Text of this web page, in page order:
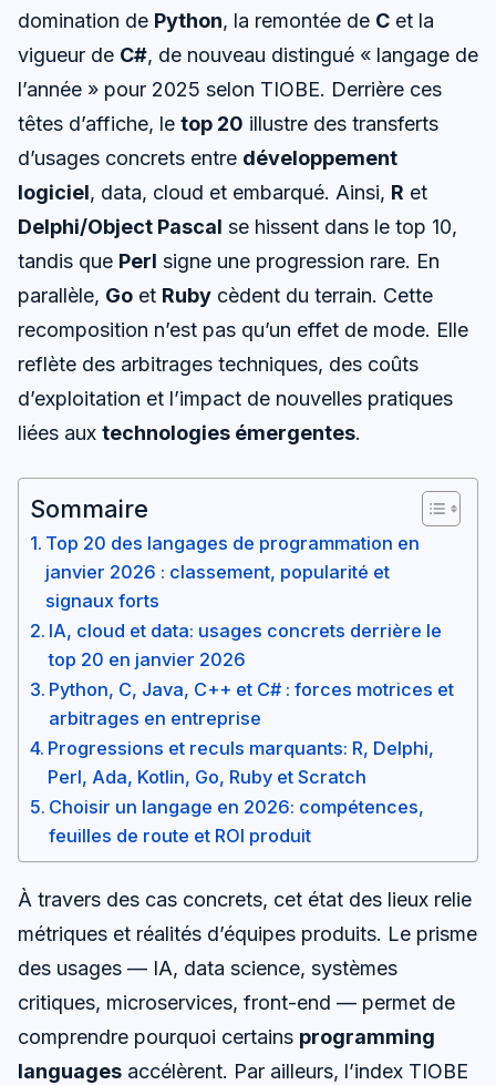
domination de Python, la remontée de C et la
vigueur de C#, de nouveau distingué « langage de
l’année » pour 2025 selon TIOBE. Derrière ces
têtes d’affiche, le top 20 illustre des transferts
d’usages concrets entre développement
logiciel, data, cloud et embarqué. Ainsi, R et
Delphi/Object Pascal se hissent dans le top 10,
tandis que Perl signe une progression rare. En
parallèle, Go et Ruby cèdent du terrain. Cette
recomposition n’est pas qu’un effet de mode. Elle
reflète des arbitrages techniques, des coûts
d’exploitation et l’impact de nouvelles pratiques
liées aux technologies émergentes.
Sommaire
Top 20 des langages de programmation en
janvier 2026 : classement, popularité et
signaux forts
IA, cloud et data: usages concrets derrière le
top 20 en janvier 2026
Python, C, Java, C++ et C# : forces motrices et
arbitrages en entreprise
Progressions et reculs marquants: R, Delphi,
Perl, Ada, Kotlin, Go, Ruby et Scratch
Choisir un langage en 2026: compétences,
feuilles de route et ROI produit
À travers des cas concrets, cet état des lieux relie
métriques et réalités d’équipes produits. Le prisme
des usages — IA, data science, systèmes
critiques, microservices, front-end — permet de
comprendre pourquoi certains programming
languages accélèrent. Par ailleurs, l’index TIOBE